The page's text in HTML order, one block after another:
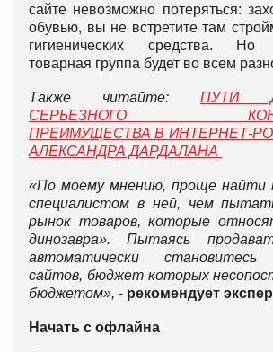
сайте невозможно потеряться:
обувью, вы не встретите там
гигиенических средства. Но
товарная группа будет во всем
Также читайте: ПУТИ
СЕРЬЕЗНОГО
ПРЕИМУЩЕСТВА В ИНТЕРНЕТ-
АЛЕКСАНДРА ДАРДАЛАНА
«По моему мнению, проще найти
специалистом в ней, чем
рынок товаров, которые
динозавра». Пытаясь
автоматически становитесь
сайтов, бюджет которых
бюджетом», - рекомендует
Начать с офлайна